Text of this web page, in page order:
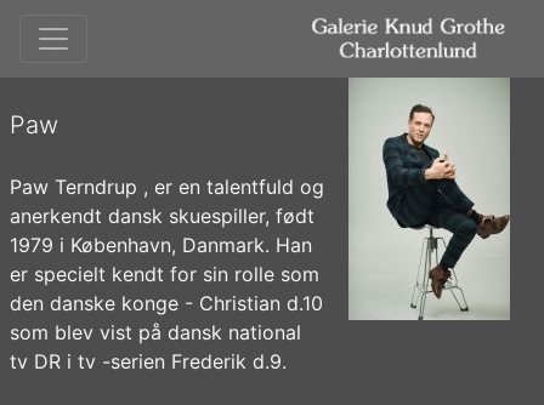
Paw
Paw Terndrup , er en talentfuld og
anerkendt dansk skuespiller, født
1979 i København, Danmark. Han
er specielt kendt for sin rolle som
den danske konge - Christian d.10
som blev vist på dansk national
tv DR i tv -serien Frederik d.9.